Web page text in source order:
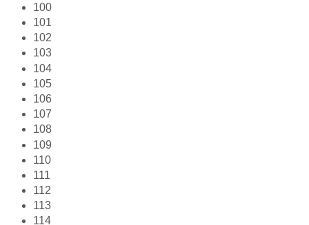
100
101
102
103
104
105
106
107
108
109
110
111
112
113
114